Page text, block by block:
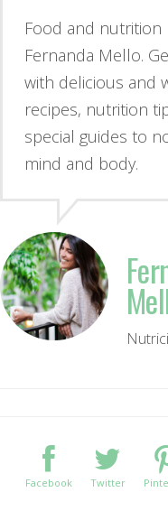
Food and nutrition
Fernanda Mello.
with delicious and
recipes, nutrition
special guides to
mind and body.
Facebook Twitter